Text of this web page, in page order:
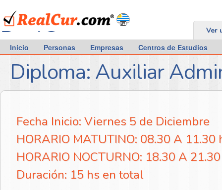
RealCur.com Ver
Inicio Personas Empresas Centros de Estudios
Diploma: Auxiliar
Fecha Inicio: Viernes 5 de Diciembre
HORARIO MATUTINO: 08.30 A 11.30
HORARIO NOCTURNO: 18.30 A
Duración: 15 hs en total